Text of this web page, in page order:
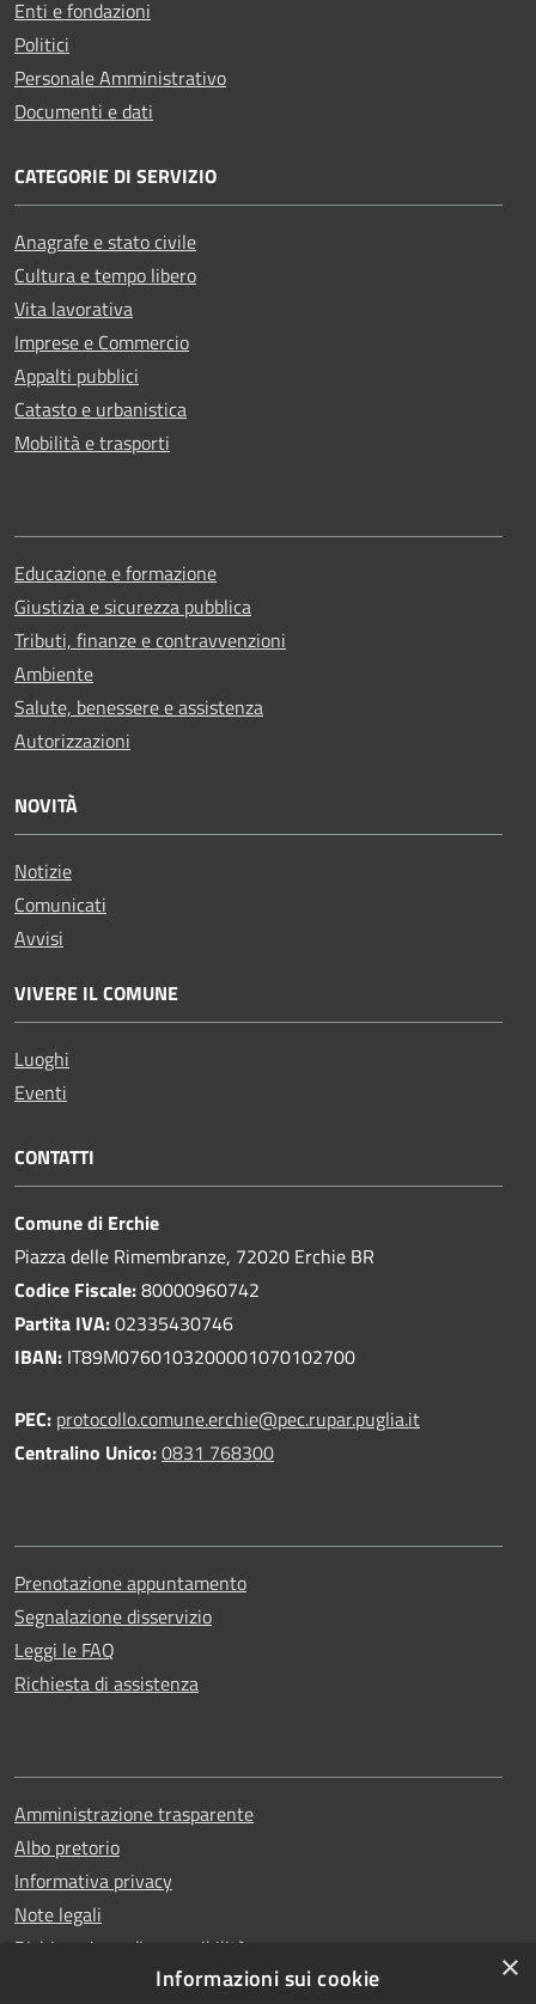
Enti e fondazioni
Politici
Personale Amministrativo
Documenti e dati
CATEGORIE DI SERVIZIO
Anagrafe e stato civile
Cultura e tempo libero
Vita lavorativa
Imprese e Commercio
Appalti pubblici
Catasto e urbanistica
Mobilità e trasporti
Educazione e formazione
Giustizia e sicurezza pubblica
Tributi, finanze e contravvenzioni
Ambiente
Salute, benessere e assistenza
Autorizzazioni
NOVITÀ
Notizie
Comunicati
Avvisi
VIVERE IL COMUNE
Luoghi
Eventi
CONTATTI
Comune di Erchie
Piazza delle Rimembranze, 72020 Erchie BR
Codice Fiscale:80000960742
Partita IVA:02335430746
IBAN: IT89M0760103200001070102700
PEC: protocollo.comune.erchie@pec.rupar.puglia.it
Centralino Unico:0831 768300
Prenotazione appuntamento
Segnalazione disservizio
Leggi le FAQ
Richiesta di assistenza
Amministrazione trasparente
Albo pretorio
Informativa privacy
Note legali
Dichiarazione di accessibilità
×
Informazioni sui cookie